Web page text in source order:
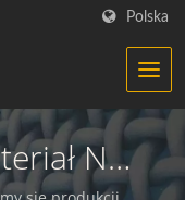
Polska
Na